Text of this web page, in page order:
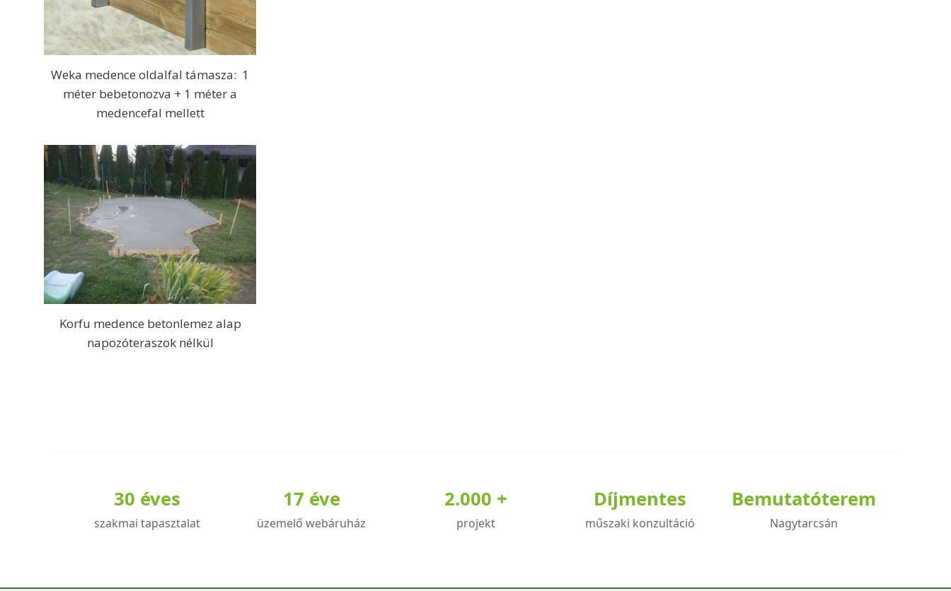
Weka medence oldalfal támasza: 1
méter bebetonozva + 1 méter a
medencefal mellett
Korfu medence betonlemez alap
napozóteraszok nélkül
30 éves
szakmai tapasztalat
17 éve
üzemelő webáruház
2.000 +
projekt
Díjmentes
műszaki konzultáció
Bemutatóterem
Nagytarcsán